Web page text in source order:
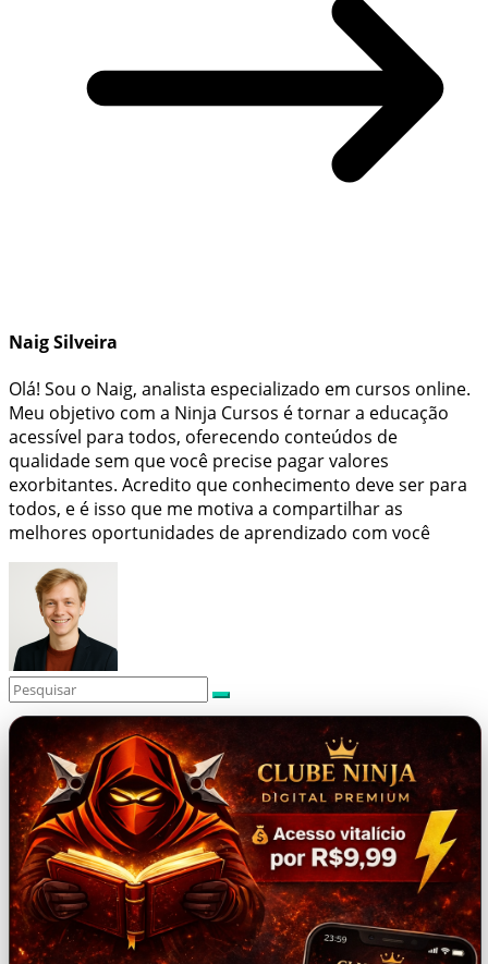
Naig Silveira
Olá! Sou o Naig, analista especializado em cursos online.
Meu objetivo com a Ninja Cursos é tornar a educação
acessível para todos, oferecendo conteúdos de
qualidade sem que você precise pagar valores
exorbitantes. Acredito que conhecimento deve ser para
todos, e é isso que me motiva a compartilhar as
melhores oportunidades de aprendizado com você